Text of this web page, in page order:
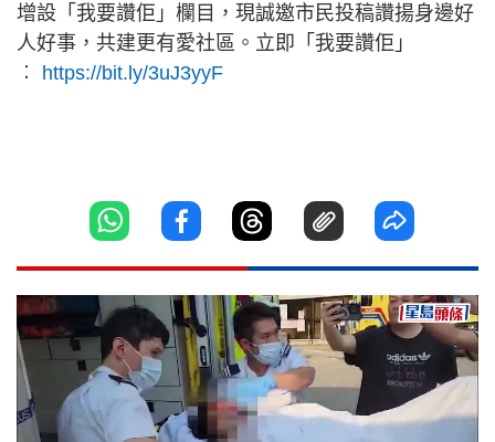
增設「我要讚佢」欄目，現誠邀市民投稿讚揚身邊好
人好事，共建更有愛社區。立即「我要讚佢」
︰ https://bit.ly/3uJ3yyF